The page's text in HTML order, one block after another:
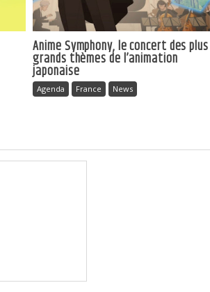
Anime Symphony, le concert des plus
grands thèmes de l’animation
japonaise
Agenda France News